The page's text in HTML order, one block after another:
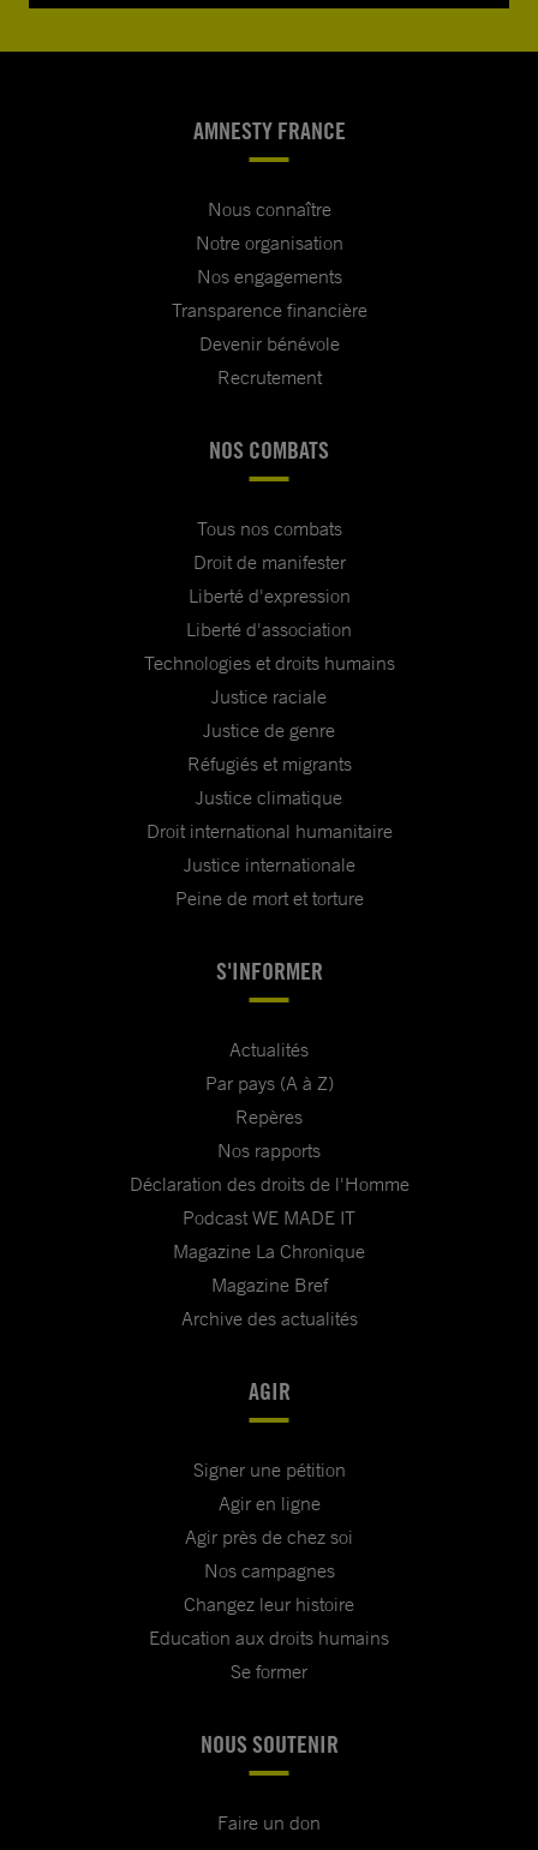
AMNESTY FRANCE
Nous connaître
Notre organisation
Nos engagements
Transparence financière
Devenir bénévole
Recrutement
NOS COMBATS
Tous nos combats
Droit de manifester
Liberté d'expression
Liberté d'association
Technologies et droits humains
Justice raciale
Justice de genre
Réfugiés et migrants
Justice climatique
Droit international humanitaire
Justice internationale
Peine de mort et torture
S'INFORMER
Actualités
Par pays (A à Z)
Repères
Nos rapports
Déclaration des droits de l'Homme
Podcast WE MADE IT
Magazine La Chronique
Magazine Bref
Archive des actualités
AGIR
Signer une pétition
Agir en ligne
Agir près de chez soi
Nos campagnes
Changez leur histoire
Education aux droits humains
Se former
NOUS SOUTENIR
Faire un don